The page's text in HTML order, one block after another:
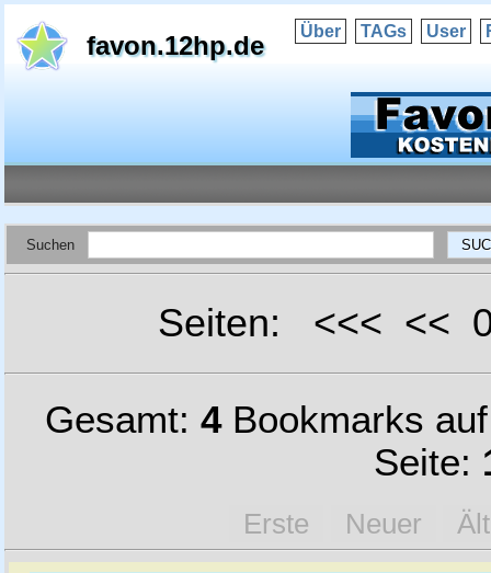
favon.12hp.de Über TAGs User
Suchen
Seiten: <<< <<
Gesamt: 4Bookmarks
Seite:
Erste Neuer